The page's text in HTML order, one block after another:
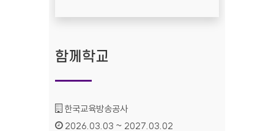
함께학교
기관명 :
한국교육방송공사
인증기간 :
2026.03.03 ~ 2027.03.02